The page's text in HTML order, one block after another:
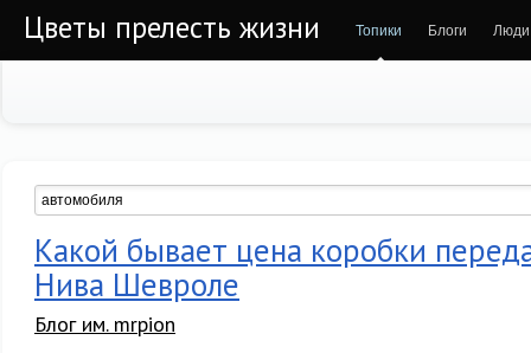
Цветы прелесть жизни Топики Блоги Люди
Какой бывает цена коробки
Нива Шевроле
Блог им. mrpion